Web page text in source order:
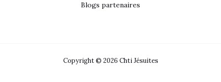
Blogs partenaires
Copyright © 2026 Chti Jésuites